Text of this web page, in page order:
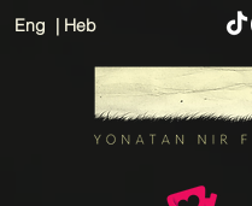
Eng | Heb